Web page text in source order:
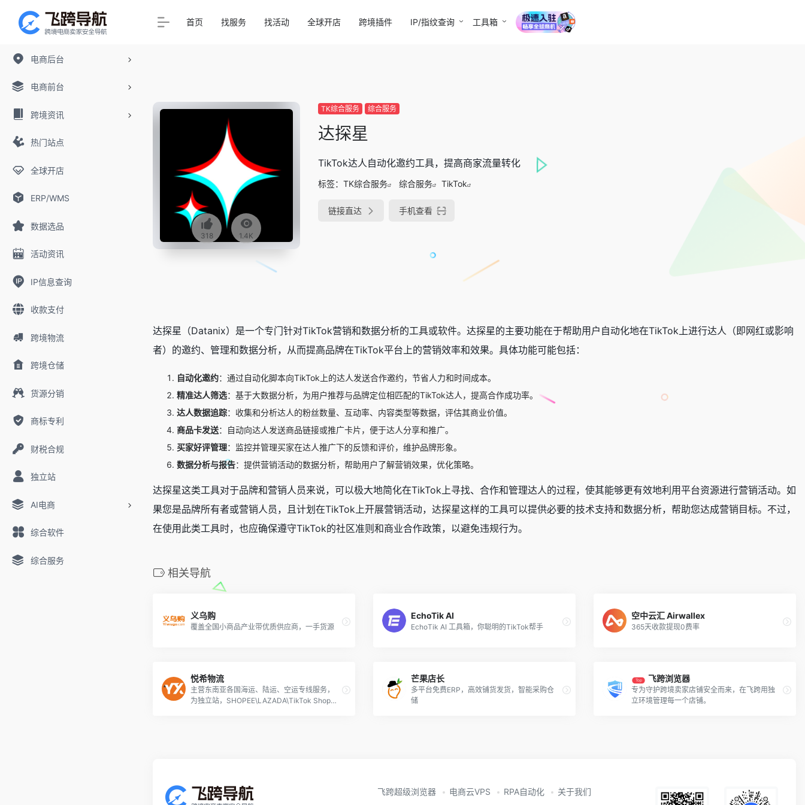
电商后台
电商前台
跨境资讯
热门站点
全球开店
ERP/WMS
数据选品
活动资讯
IP信息查询
收款支付
跨境物流
跨境仓储
货源分销
商标专利
财税合规
独立站
AI电商
综合软件
综合服务
首页 找服务 找活动 全球开店 跨境插件 IP/指纹查询 工具箱
318 1.4K
TK综合服务 综合服务
达探星
TikTok达人自动化邀约工具，提高商家流量转化
标签： TK综合服务 综合服务 TikTok
链接直达 手机查看
达探星（Datanix）是一个专门针对TikTok营销和数据分析的工具或软件。达探星的主要功能在于帮助用户自动化地在TikTok上进行达人（即网红或影响
者）的邀约、管理和数据分析，从而提高品牌在TikTok平台上的营销效率和效果。具体功能可能包括：
自动化邀约：通过自动化脚本向TikTok上的达人发送合作邀约，节省人力和时间成本。
精准达人筛选：基于大数据分析，为用户推荐与品牌定位相匹配的TikTok达人，提高合作成功率。
达人数据追踪：收集和分析达人的粉丝数量、互动率、内容类型等数据，评估其商业价值。
商品卡发送：自动向达人发送商品链接或推广卡片，便于达人分享和推广。
买家好评管理：监控并管理买家在达人推广下的反馈和评价，维护品牌形象。
数据分析与报告：提供营销活动的数据分析，帮助用户了解营销效果，优化策略。
达探星这类工具对于品牌和营销人员来说，可以极大地简化在TikTok上寻找、合作和管理达人的过程，使其能够更有效地利用平台资源进行营销活动。如
果您是品牌所有者或营销人员，且计划在TikTok上开展营销活动，达探星这样的工具可以提供必要的技术支持和数据分析，帮助您达成营销目标。不过，
在使用此类工具时，也应确保遵守TikTok的社区准则和商业合作政策，以避免违规行为。
相关导航
义乌购
覆盖全国小商品产业带优质供应商，一手货源
EchoTik AI
EchoTik AI 工具箱，你聪明的TikTok帮手
空中云汇 Airwallex
365天收款提现0费率
悦希物流
主营东南亚各国海运、陆运、空运专线服务，
为独立站，SHOPEE\LAZADA\TikTok Shop等
芒果店长
多平台免费ERP，高效铺货发货，智能采购仓
储
Top 飞跨浏览器
专为守护跨境卖家店铺安全而来，在飞跨用独
立环境管理每一个店铺。
飞跨超级浏览器 电商云VPS RPA自动化 关于我们